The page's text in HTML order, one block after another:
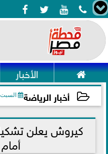
   
 الأخبار
أخبار الرياضة السبت، 18 ديسمبر
2021-12-18 11:00:31كيروش يعلن